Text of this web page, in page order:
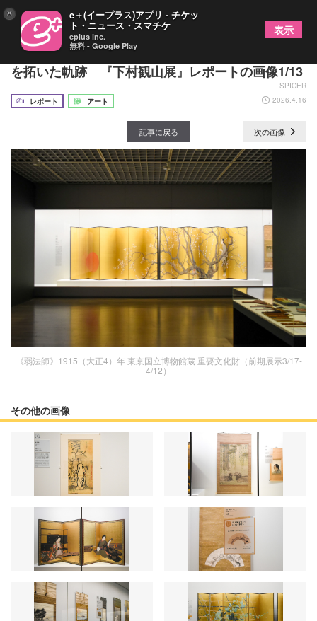
今こそ、この巨匠と出会い直す。近代日本画の未来
を拓いた軌跡 『下村観山展』レポートの画像1/13
SPICER
レポート
アート 2026.4.16
記事に戻る 次の画像
《弱法師》1915（大正4）年 東京国立博物館蔵 重要文化財（前期展示3/17-
4/12）
その他の画像
× e＋(イープラス)アプリ - チケッ
ト・ニュース・スマチケ
eplus inc.
無料 - Google Play
表示